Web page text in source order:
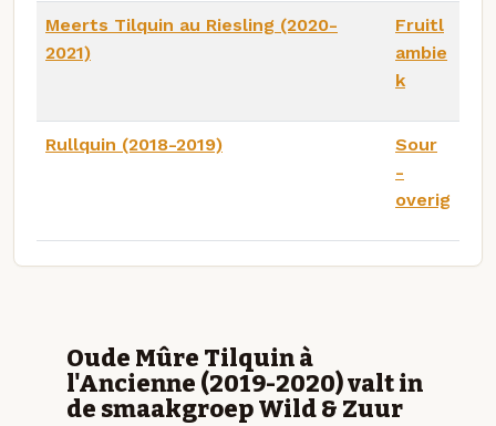
Meerts Tilquin au Riesling (2020-
2021)
Fruitl
ambie
k
Rullquin (2018-2019)
Sour
-
overig
Oude Mûre Tilquin à
l'Ancienne (2019-2020) valt in
de smaakgroep Wild & Zuur